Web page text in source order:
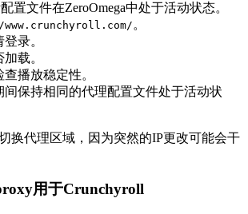
置文件在ZeroOmega中处于活动状态。
。
录。
载。
播放稳定性。
间保持相同的代理配置文件处于活动状
换代理区域，因为突然的IP更改可能会干
用于Crunchyroll